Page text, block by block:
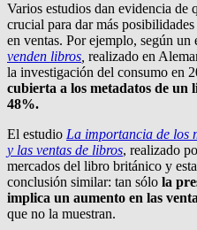
Varios estudios dan evidencia de
crucial para dar más
en ventas. Por ejemplo, según un
venden libros realizado en
la investigación del consumo en
cubierta a los metadatos de un
48%.
El estudio La importancia de los
y las ventas de libros, realizado
mercados del libro británico y
conclusión similar: tan sólo la
implica un aumento en las
que no la muestran.